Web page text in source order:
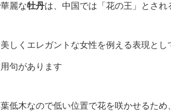
麗な牡丹は、中国では「花の王」とされ
しくエレガントな女性を例える表現と
句があります
低木なので低い位置で花を咲かせるた